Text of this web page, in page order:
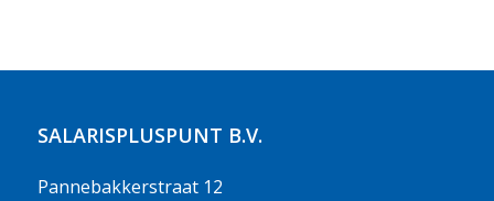
SALARISPLUSPUNT B.V.
Pannebakkerstraat 12